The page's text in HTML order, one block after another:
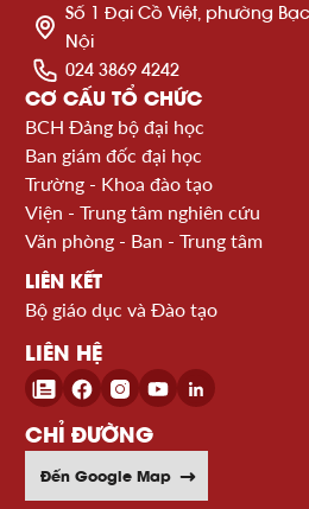
Số 1 Đại Cồ Việt, phường
Nội
024 3869 4242
CƠ CẤU TỔ CHỨC
BCH Đảng bộ đại học
Ban giám đốc đại học
Trường - Khoa đào tạo
Viện - Trung tâm nghiên cứu
Văn phòng - Ban - Trung tâm
LIÊN KẾT
Bộ giáo dục và Đào tạo
LIÊN HỆ
CHỈ ĐƯỜNG
Đến Google Map